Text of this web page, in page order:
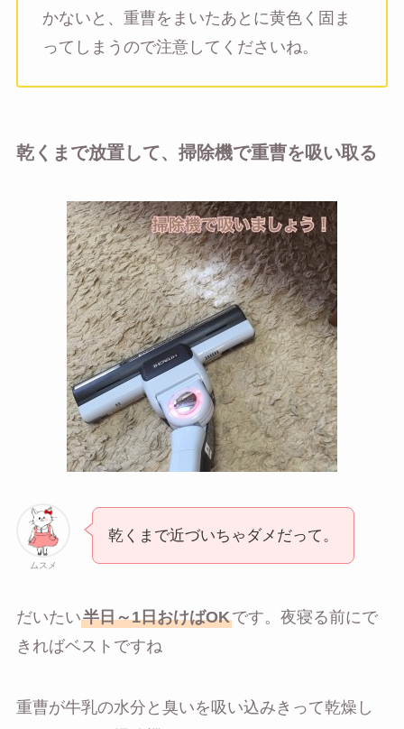
かないと、重曹をまいたあとに黄色く固ま
ってしまうので注意してくださいね。
乾くまで放置して、掃除機で重曹を吸い取る
ムスメ
乾くまで近づいちゃダメだって。
だいたい半日～1日おけばOKです。夜寝る前にで
きればベストですね
重曹が牛乳の水分と臭いを吸い込みきって乾燥し